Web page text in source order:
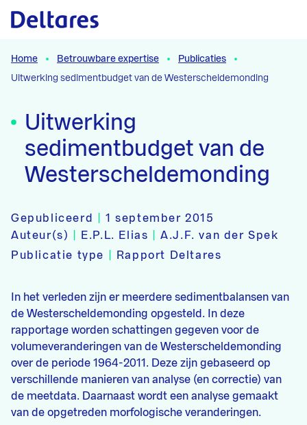
Naar hoofdcontent
Home Betrouwbare expertise
Publicaties
Uitwerking sedimentbudget van de Westerscheldemonding
Uitwerking
sedimentbudget van de
Westerscheldemonding
Gepubliceerd |1 september 2015
Auteur(s)
E.P.L. Elias |A.J.F. van der Spek
Publicatie type
Rapport Deltares
In het verleden zijn er meerdere sedimentbalansen van
de Westerscheldemonding opgesteld. In deze
rapportage worden schattingen gegeven voor de
volumeveranderingen van de Westerscheldemonding
over de periode 1964-2011. Deze zijn gebaseerd op
verschillende manieren van analyse (en correctie) van
de meetdata. Daarnaast wordt een analyse gemaakt
van de opgetreden morfologische veranderingen.